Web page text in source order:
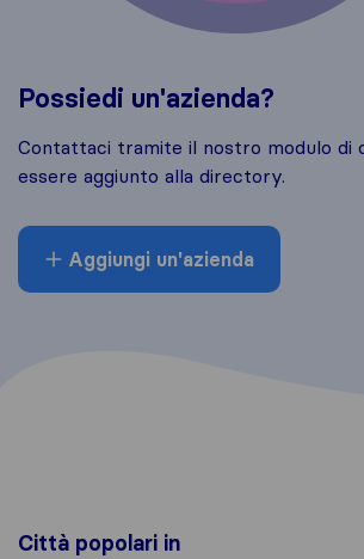
Possiedi un'azienda?
Contattaci tramite il nostro modulo di
essere aggiunto alla directory.
Aggiungi un'azienda
Città popolari in